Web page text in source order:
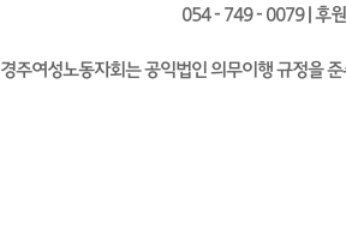
054 - 749 - 0079 | 후
경주여성노동자회는 공익법인 의무이행 규정을